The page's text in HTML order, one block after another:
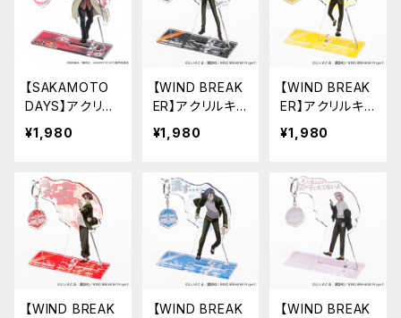
【SAKAMOTO
DAYS】アクリル
キーハンガー（南
雲）
¥1,980
【WIND BREAK
ER】アクリルキ
ーハンガー（桜
遥）
¥1,980
【WIND BREAK
ER】アクリルキ
ーハンガー（楡
井 秋彦）
¥1,980
【WIND BREAK
【WIND BREAK
【WIND BREAK